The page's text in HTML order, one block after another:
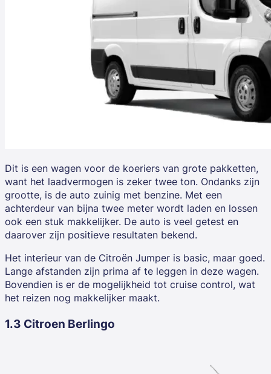
Dit is een wagen voor de koeriers van grote pakketten,
want het laadvermogen is zeker twee ton. Ondanks zijn
grootte, is de auto zuinig met benzine. Met een
achterdeur van bijna twee meter wordt laden en lossen
ook een stuk makkelijker. De auto is veel getest en
daarover zijn positieve resultaten bekend.
Het interieur van de Citroën Jumper is basic, maar goed.
Lange afstanden zijn prima af te leggen in deze wagen.
Bovendien is er de mogelijkheid tot cruise control, wat
het reizen nog makkelijker maakt.
1.3 Citroen Berlingo